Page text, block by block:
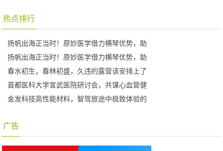
热点排行
扬帆出海正当时！原妙医学借力横琴优势，助
扬帆出海正当时！原妙医学借力横琴优势，助
春水初生，春林初盛，久违的露营该安排上了
首都医科大学宣武医院研讨会，共谋心血管健
金发科技高性能材料，智驾旅途中极致体验的
广告